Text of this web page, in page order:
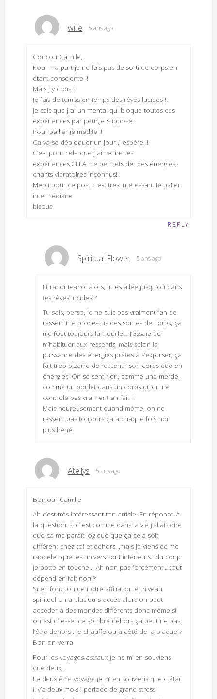
wille 5 ans ago
Coucou Camille,
Pour ma part je ne fais pas de sorti de corps en
étant consciente !!
Mais j y crois !
Je fais de temps en temps des rêves lucides !!
Je sais que j ai un mental qui bloque toutes ces
expériences par peur,je suppose!
Pour pallier je médite !!
Ca va se débloquer un jour ,j espère !!
C’est pour cela que j aime lire tes
expériences,CELA me permets de ️ des énergies,
chants vibratoires inconnus!!
Merci pour ce post c est très intéressant le palier
intermédiaire.
bisous
REPLY
Spiritual Flower 5 ans ago
Et raconte-moi alors, tu es allée jusqu’où dans
tes rêves lucides ?
Tu sais, perso, je ne suis pas vraiment fan de
ressentir le processus des sorties de corps, ça
me fout toujours la trouille… J’essaie de
m’habituer aux ressentis, mais selon la
puissance des énergies prêtes à s’expulser, ça
fait trop bizarre de ressentir son corps que en
énergies. On se sent rien, comme une merde,
comme un boulet dans un corps qu’on ne
controle pas vraiment en fait !
Mais heureusement quand même, on ne
ressent pas toujours ça à chaque fois non
plus héhé
Atellys 5 ans ago
Bonjour Camille
Ah c’est très intéressant ton article. En réponse à
la question..si c’ est comme dans la vie j’allais dire
que ça me paraît logique que ça cela soit
différent chez toi et dehors ..mais je viens de me
rappeler que les univers sont intérieurs.. du coup
je botte en touche… Ah non pas forcément….tout
dépend en fait non ?
Si en fonction de notre affiliation et niveau
spirituel on a plusieurs accès alors on peut
accéder à des mondes différents donc même si
on est d’ essence sombre dehors ça peut ne pas
l’être dehors . Je chauffe ou à côté de la plaque ?
Bon on verra
Pour les voyages astraux je ne m’ en souviens
que deux .
Le deuxième voyage je m’ en souviens que c était
il y’a deux mois : période de grand stress